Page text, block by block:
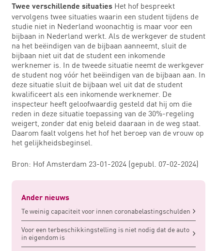
Twee verschillende situaties Het hof bespreekt
vervolgens twee situaties waarin een student tijdens de
studie niet in Nederland woonachtig is maar voor een
bijbaan in Nederland werkt. Als de werkgever de student
na het beëindigen van de bijbaan aanneemt, sluit de
bijbaan niet uit dat de student een inkomende
werknemer is. In de tweede situatie neemt de werkgever
de student nog vóór het beëindigen van de bijbaan aan. In
deze situatie sluit de bijbaan wel uit dat de student
kwalificeert als een inkomende werknemer. De
inspecteur heeft geloofwaardig gesteld dat hij om die
reden in deze situatie toepassing van de 30%-regeling
weigert, zonder dat enig beleid daaraan in de weg staat.
Daarom faalt volgens het hof het beroep van de vrouw op
het gelijkheidsbeginsel.
Bron: Hof Amsterdam 23-01-2024 (gepubl. 07-02-2024)
Ander nieuws
Te weinig capaciteit voor innen coronabelastingschulden
Voor een terbeschikkingstelling is niet nodig dat de auto
in eigendom is